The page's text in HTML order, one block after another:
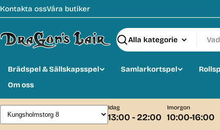
Hoppa
till
Kontakta ossVåra butiker
Sök
Brädspel & Sällskapsspel Samlarkortspel
Om oss
Idag
13:00 - 22:00
Imorgon
10:00-16:00